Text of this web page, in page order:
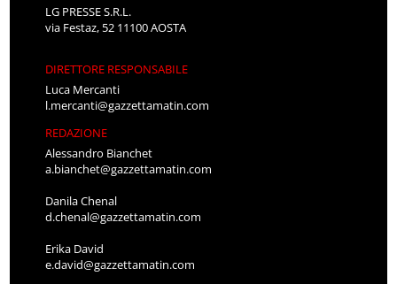
LG PRESSE S.R.L.
via Festaz, 52 11100 AOSTA
DIRETTORE RESPONSABILE
Luca Mercanti
l.mercanti@gazzettamatin.com
REDAZIONE
Alessandro Bianchet
a.bianchet@gazzettamatin.com
Danila Chenal
d.chenal@gazzettamatin.com
Erika David
e.david@gazzettamatin.com